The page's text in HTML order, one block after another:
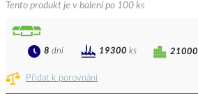
Tento produkt je v balení po 100 ks
Přidat k porovnání
21000
8 dní 19300 ks